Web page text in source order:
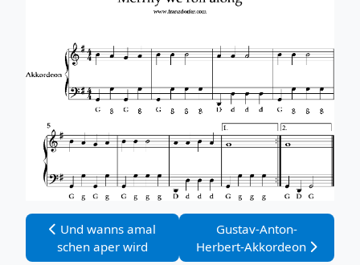
Vorheriger Beitrag: Und wanns amal schen aper wird
Und wanns amal
schen aper wird
Nächster Beitrag:
Gustav-Anton-
Herbert-Akkordeon